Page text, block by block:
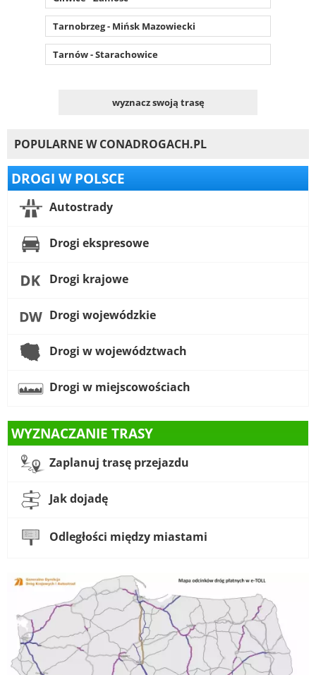
Tarnobrzeg - Mińsk Mazowiecki
Tarnów - Starachowice
wyznacz swoją trasę
POPULARNE W CONADROGACH.PL
DROGI W POLSCE
Autostrady
Drogi ekspresowe
Drogi krajowe
Drogi wojewódzkie
Drogi w województwach
Drogi w miejscowościach
WYZNACZANIE TRASY
Zaplanuj trasę przejazdu
Jak dojadę
Odległości między miastami